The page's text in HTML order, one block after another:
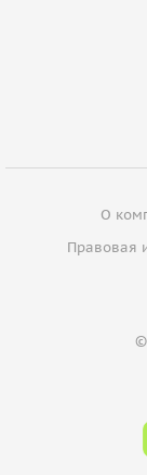
О
Правовая
©